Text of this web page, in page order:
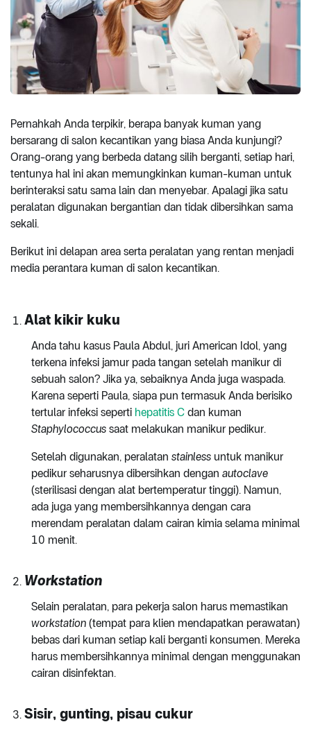
Pernahkah Anda terpikir, berapa banyak kuman yang
bersarang di salon kecantikan yang biasa Anda kunjungi?
Orang-orang yang berbeda datang silih berganti, setiap hari,
tentunya hal ini akan memungkinkan kuman-kuman untuk
berinteraksi satu sama lain dan menyebar. Apalagi jika satu
peralatan digunakan bergantian dan tidak dibersihkan sama
sekali.
Berikut ini delapan area serta peralatan yang rentan menjadi
media perantara kuman di salon kecantikan.
Alat kikir kuku
Anda tahu kasus Paula Abdul, juri American Idol, yang
terkena infeksi jamur pada tangan setelah manikur di
sebuah salon? Jika ya, sebaiknya Anda juga waspada.
Karena seperti Paula, siapa pun termasuk Anda berisiko
tertular infeksi seperti hepatitis C dan kuman
Staphylococcus saat melakukan manikur pedikur.
Setelah digunakan, peralatan stainless untuk manikur
pedikur seharusnya dibersihkan dengan autoclave
(sterilisasi dengan alat bertemperatur tinggi). Namun,
ada juga yang membersihkannya dengan cara
merendam peralatan dalam cairan kimia selama minimal
10 menit.
Workstation
Selain peralatan, para pekerja salon harus memastikan
workstation (tempat para klien mendapatkan perawatan)
bebas dari kuman setiap kali berganti konsumen. Mereka
harus membersihkannya minimal dengan menggunakan
cairan disinfektan.
Sisir, gunting, pisau cukur